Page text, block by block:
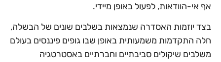
אף אי-הוודאות, לפעול באופן מיידי.
בצד יוזמות האסדרה שנמצאות בשלבים שונים של הבשלה,
חלה התקדמות משמעותית באופן שבו גופים פיננסים בעולם
משלבים שיקולים סביבתיים וחברתיים באסטרטגיה